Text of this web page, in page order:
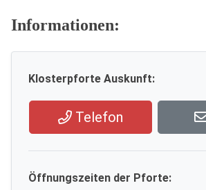
Informationen:
Klosterpforte Auskunft:
Telefon
Öffnungszeiten der Pforte: